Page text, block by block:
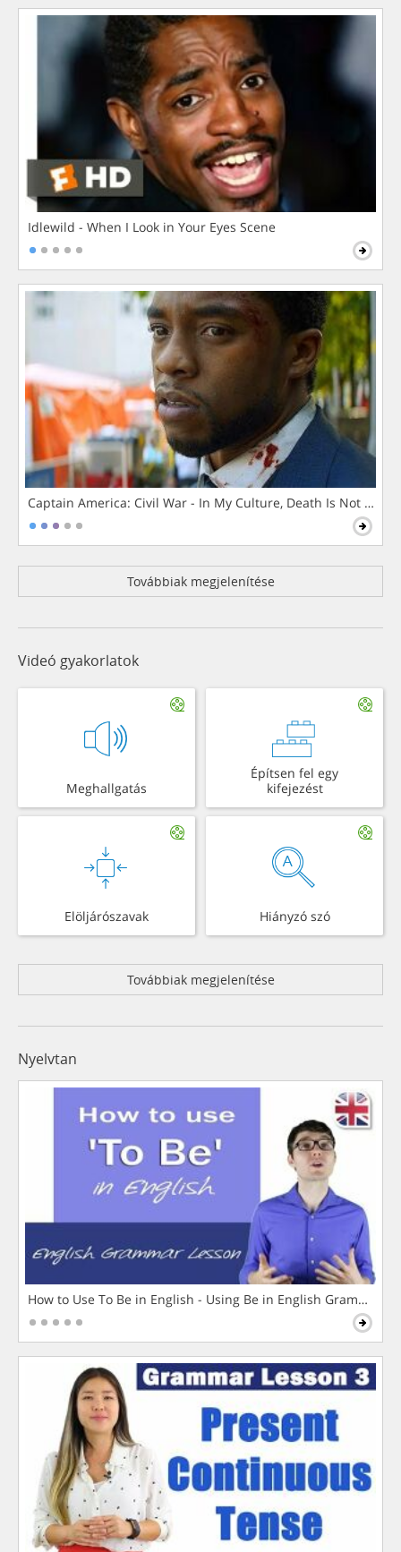
Idlewild - When I Look in Your Eyes Scene
Captain America: Civil War - In My Culture, Death Is Not The
Továbbiak megjelenítése
Videó gyakorlatok
Meghallgatás
Építsen fel egy
kifejezést
Elöljárószavak Hiányzó szó
Továbbiak megjelenítése
Nyelvtan
How to Use To Be in English - Using Be in English Grammar